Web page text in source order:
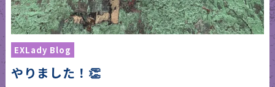
EXLady Blog
やりました！👏